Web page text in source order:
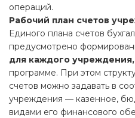
операций.
Рабочий план счетов
Единого плана счетов
предусмотрено
для каждого учреждения,
программе. При этом
счетов можно задавать в
учреждения — казенное,
видами его финансового